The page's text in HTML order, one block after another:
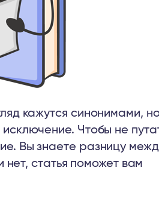
кажутся синонимами,
Чтобы не
Вы знаете разницу
статья поможет вам